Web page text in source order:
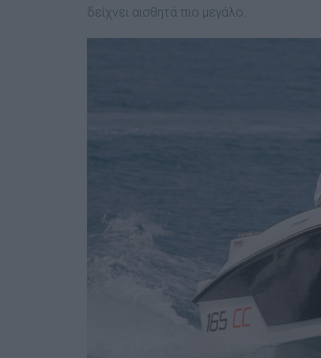
δείχνει αισθητά πιο µεγάλο.